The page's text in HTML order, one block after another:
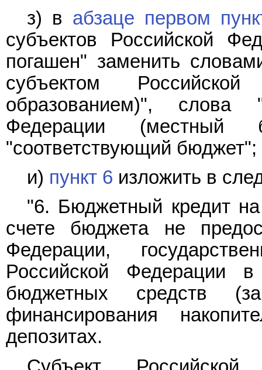
з) в абзаце первом
субъектов Российской
погашен" заменить
субъектом
образованием)", слова
Федерации (местный
"соответствующий бюджет";
и) пункт 6 изложить в
"6. Бюджетный кредит на
счете бюджета не
Федерации,
Российской Федерации
бюджетных средств
финансирования
депозитах.